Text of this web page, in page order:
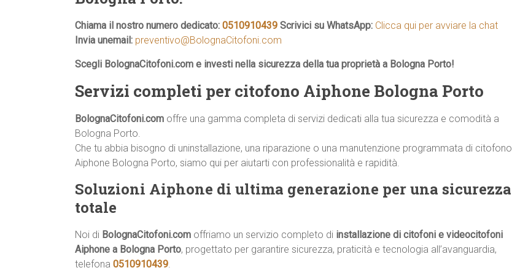
Chiama il nostro numero dedicato: 0510910439 Scrivici su WhatsApp: Clicca qui per avviare la chat
Invia unemail: preventivo@BolognaCitofoni.com
Scegli BolognaCitofoni.com e investi nella sicurezza della tua proprietà a Bologna Porto!
Servizi completi per citofono Aiphone Bologna Porto
BolognaCitofoni.com offre una gamma completa di servizi dedicati alla tua sicurezza e comodità a
Bologna Porto.
Che tu abbia bisogno di uninstallazione, una riparazione o una manutenzione programmata di citofono
Aiphone Bologna Porto, siamo qui per aiutarti con professionalità e rapidità.
Soluzioni Aiphone di ultima generazione per una sicurezza
totale
Noi di BolognaCitofoni.com offriamo un servizio completo di installazione di citofoni e videocitofoni
Aiphone a Bologna Porto, progettato per garantire sicurezza, praticità e tecnologia all’avanguardia,
telefona 0510910439.